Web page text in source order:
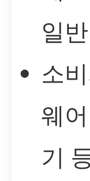
일
소
웨
기